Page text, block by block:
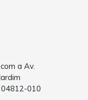
a Av.
010